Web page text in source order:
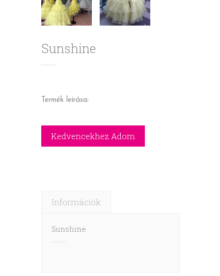
Sunshine
Termék leírása:
Információk
Sunshine